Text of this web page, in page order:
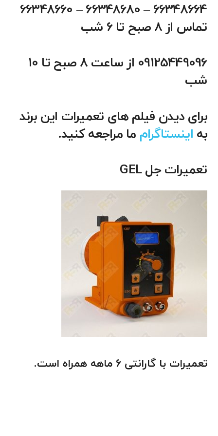
66348664 – 66348680 – 66348660
تماس از 8 صبح تا 6 شب
09125449096 از ساعت 8 صبح تا 10
شب
برای دیدن فیلم های تعمیرات این برند
به اینستاگرام ما مراجعه کنید.
تعمیرات جل GEL
تعمیرات با گارانتی 6 ماهه همراه است.